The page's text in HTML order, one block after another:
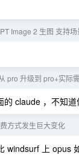
Image 2 生图 支持
pro 升级到 pro+实际
claude ，不知
方式发生巨大变化
windsurf 上 opus